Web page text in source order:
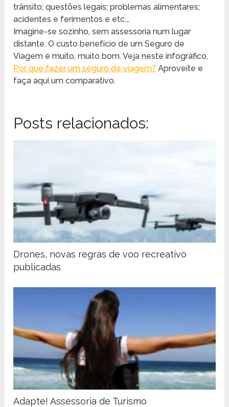
trânsito; questões legais; problemas alimentares;
acidentes e ferimentos e etc.…
Imagine-se sozinho, sem assessoria num lugar
distante. O custo benefício de um Seguro de
Viagem é muito, muito bom. Veja neste infográfico,
Por que fazer um seguro de viagem? Aproveite e
faça aqui um comparativo.
Posts relacionados:
Drones, novas regras de voo recreativo
publicadas
Adapte! Assessoria de Turismo